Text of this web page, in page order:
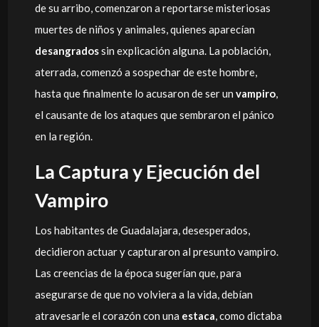
de su arribo, comenzaron a reportarse misteriosas
muertes de niños y animales, quienes aparecían
desangradossin explicación alguna. La población,
aterrada, comenzó a sospechar de este hombre,
hasta que finalmente lo acusaron de ser un vampiro,
el causante de los ataques que sembraron el pánico
en la región.
La Captura y Ejecución del
Vampiro
Los habitantes de Guadalajara, desesperados,
decidieron actuar y capturaron al presunto vampiro.
Las creencias de la época sugerían que, para
asegurarse de que no volviera a la vida, debían
atravesarle el corazón con una estaca, como dictaba